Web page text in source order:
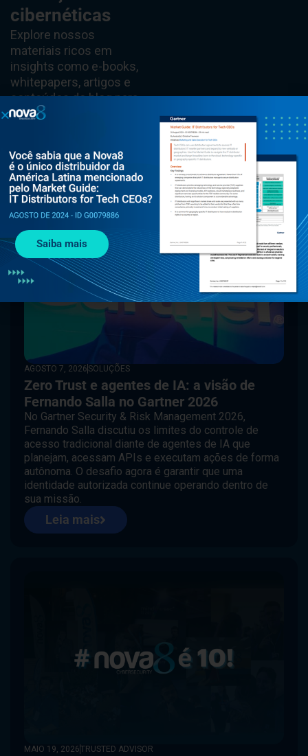
cibernéticas
Explore nossos
materiais ricos em
insights como e-books,
whitepapers, artigos e
conteúdos do blog para
saber tudo sobre as
AGOSTO 7, 2026 SOLUÇÕES
Zero Trust e agentes de IA: a visão de
Fernando Salla no Gartner 2026
No Gartner Security & Risk Management 2026,
Fernando Salla discutiu os limites do controle de
acesso tradicional diante de agentes de IA que
planejam, acessam APIs e executam ações de forma
autônoma. O desafio agora é garantir que uma
identidade autorizada continue operando dentro de
sua missão.
Leia mais
MAIO 19, 2026TRUSTED ADVISOR
Saiba mais